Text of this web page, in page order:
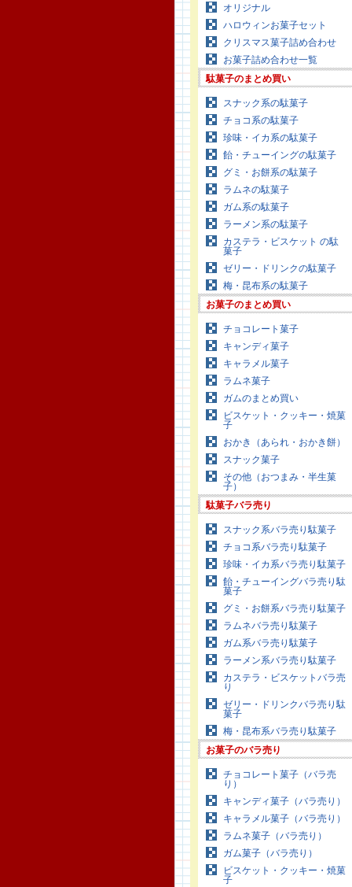
オリジナル
ハロウィンお菓子セット
クリスマス菓子詰め合わせ
お菓子詰め合わせ一覧
駄菓子のまとめ買い
スナック系の駄菓子
チョコ系の駄菓子
珍味・イカ系の駄菓子
飴・チューイングの駄菓子
グミ・お餅系の駄菓子
ラムネの駄菓子
ガム系の駄菓子
ラーメン系の駄菓子
カステラ・ビスケット の駄
菓子
ゼリー・ドリンクの駄菓子
梅・昆布系の駄菓子
お菓子のまとめ買い
チョコレート菓子
キャンディ菓子
キャラメル菓子
ラムネ菓子
ガムのまとめ買い
ビスケット・クッキー・焼菓
子
おかき（あられ・おかき餅）
スナック菓子
その他（おつまみ・半生菓
子）
駄菓子バラ売り
スナック系バラ売り駄菓子
チョコ系バラ売り駄菓子
珍味・イカ系バラ売り駄菓子
飴・チューイングバラ売り駄
菓子
グミ・お餅系バラ売り駄菓子
ラムネバラ売り駄菓子
ガム系バラ売り駄菓子
ラーメン系バラ売り駄菓子
カステラ・ビスケットバラ売
り
ゼリー・ドリンクバラ売り駄
菓子
梅・昆布系バラ売り駄菓子
お菓子のバラ売り
チョコレート菓子（バラ売
り）
キャンディ菓子（バラ売り）
キャラメル菓子（バラ売り）
ラムネ菓子（バラ売り）
ガム菓子（バラ売り）
ビスケット・クッキー・焼菓
子